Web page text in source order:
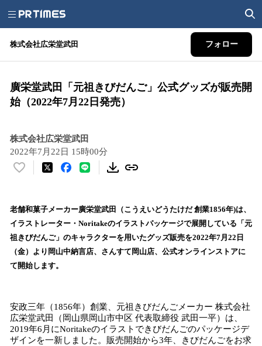
株式会社広栄堂武田 フォロー
廣栄堂武田「元祖きびだんご」公式グッズが販売開
始（2022年7月22日発売）
株式会社広栄堂武田
2022年7月22日 15時00分
い
！
数
を
読
み
込
で
す
老舗和菓子メーカー廣栄堂武田（こうえいどうたけだ 創業1856年)は、
イラストレーター・Noritakeのイラストパッケージで展開している「元
祖きびだんご」のキャラクターを用いたグッズ販売を2022年7月22日
（金）より岡山中納言店、さんすて岡山店、公式オンラインストアに
て開始します。
安政三年（1856年）創業、元祖きびだんごメーカー 株式会社
広栄堂武田（岡山県岡山市中区 代表取締役 武田一平）は、
2019年6月にNoritakeのイラストできびだんごのパッケージデ
ザインを一新しました。販売開始から3年、きびだんごをお求